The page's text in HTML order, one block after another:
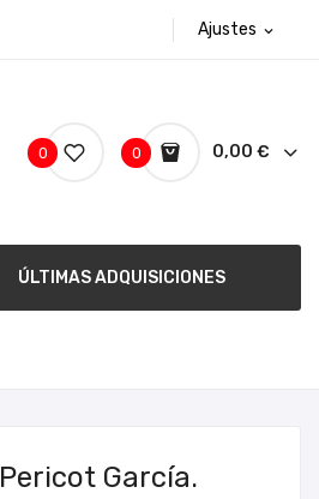
Ajustes expand_more
0 0,00 €
0
ÚLTIMAS ADQUISICIONES
García.